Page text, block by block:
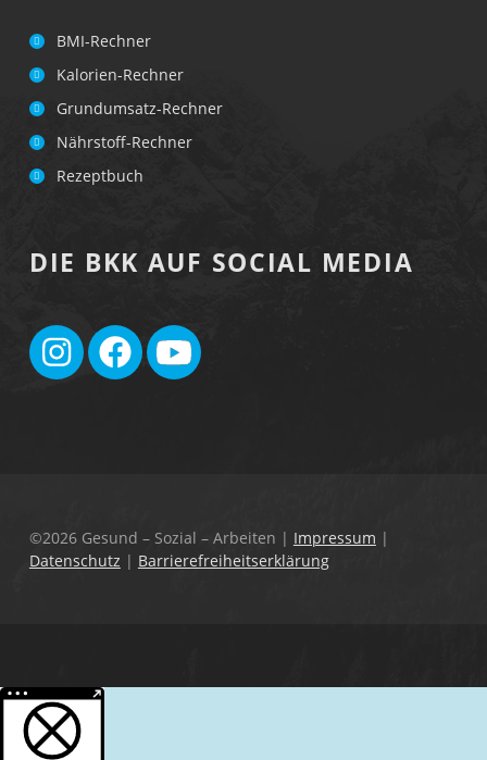
BMI-Rechner
Kalorien-Rechner
Grundumsatz-Rechner
Nährstoff-Rechner
Rezeptbuch
DIE BKK AUF SOCIAL MEDIA
©2026 Gesund – Sozial – Arbeiten | Impressum |
Datenschutz | Barrierefreiheitserklärung
Weitere Informationen über den gesperrten Inhalt.